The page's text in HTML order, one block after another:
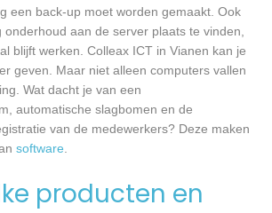
een back-up moet worden gemaakt. Ook
aan de server plaats te vinden,
blijft werken. Colleax ICT in Vianen kan je
geven. Maar niet alleen computers vallen
Wat dacht je van een
automatische slagbomen en de
van de medewerkers? Deze maken
software
producten en